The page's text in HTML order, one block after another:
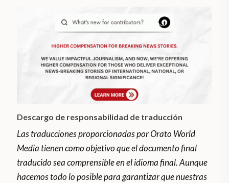
Descargo de responsabilidad de traducción
Las traducciones proporcionadas por Orato World
Media tienen como objetivo que el documento final
traducido sea comprensible en el idioma final. Aunque
hacemos todo lo posible para garantizar que nuestras